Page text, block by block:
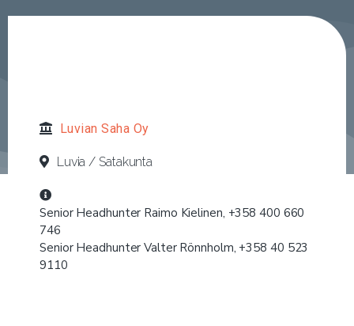
Luvian Saha Oy
Luvia / Satakunta
Senior Headhunter Raimo Kielinen, +358 400 660
746
Senior Headhunter Valter Rönnholm, +358 40 523
9110